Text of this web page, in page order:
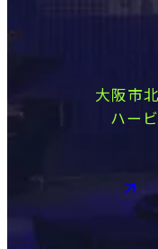
大阪市
ハー